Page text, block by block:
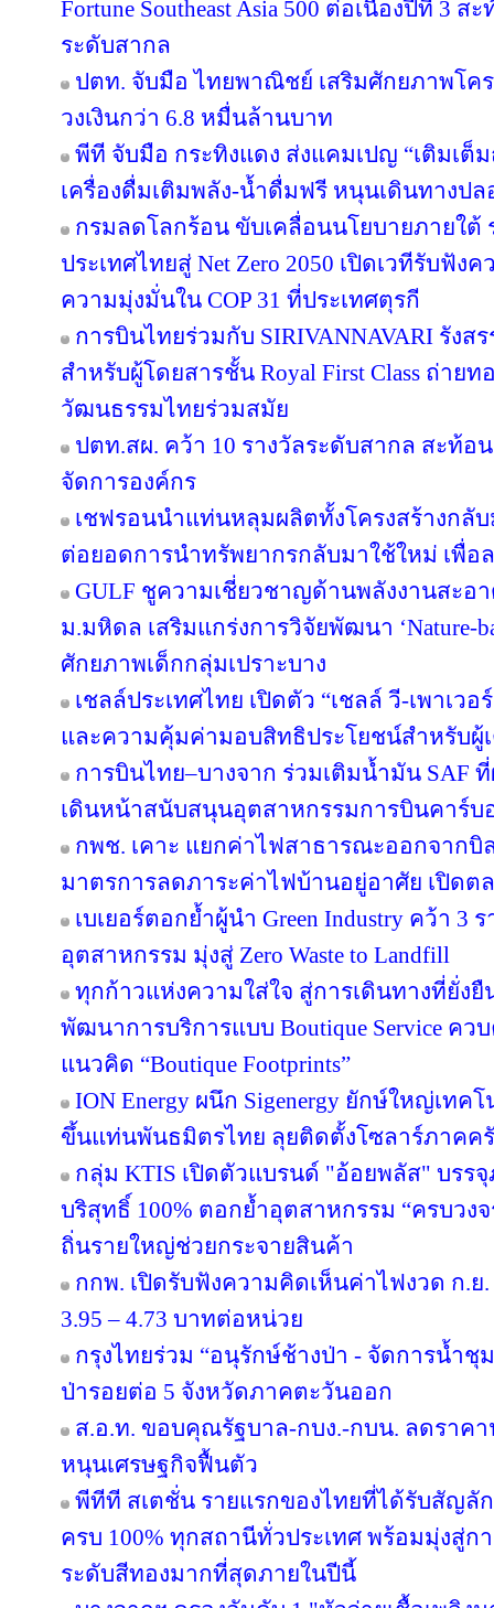
Fortune Southeast Asia 500 ต่อเนื่องปีที่ 3
ระดับสากล
ปตท. จับมือ ไทยพาณิชย์ เสริมศักยภาพโค
วงเงินกว่า 6.8 หมื่นล้านบาท
พีที จับมือ กระทิงแดง ส่งแคมเปญ “เติมเต็
เครื่องดื่มเติมพลัง-น้ำดื่มฟรี หนุนเดินทางป
กรมลดโลกร้อน ขับเคลื่อนนโยบายภายใต้
ประเทศไทยสู่ Net Zero 2050 เปิดเวทีรับฟั
ความมุ่งมั่นใน COP 31 ที่ประเทศตุรกี
การบินไทยร่วมกับ SIRIVANNAVARI รังส
สำหรับผู้โดยสารชั้น Royal First Class ถ่าย
วัฒนธรรมไทยร่วมสมัย
ปตท.สผ. คว้า 10 รางวัลระดับสากล สะท้อ
จัดการองค์กร
เชฟรอนนำแท่นหลุมผลิตทั้งโครงสร้างกลั
ต่อยอดการนำทรัพยากรกลับมาใช้ใหม่ เพื่อ
GULF ชูความเชี่ยวชาญด้านพลังงานสะอ
ม.มหิดล เสริมแกร่งการวิจัยพัฒนา ‘Nature-
ศักยภาพเด็กกลุ่มเปราะบาง
เชลล์ประเทศไทย เปิดตัว “เชลล์ วี-เพาเว
และความคุ้มค่ามอบสิทธิประโยชน์สำหรับผู้
การบินไทย–บางจาก ร่วมเติมน้ำมัน SAF
เดินหน้าสนับสนุนอุตสาหกรรมการบินคาร์บ
กพช. เคาะ แยกค่าไฟสาธารณะออกจาก
มาตรการลดภาระค่าไฟบ้านอยู่อาศัย เปิดต
เบเยอร์ตอกย้ำผู้นำ Green Industry คว้า 3
อุตสาหกรรม มุ่งสู่ Zero Waste to Landfill
ทุกก้าวแห่งความใส่ใจ สู่การเดินทางที่ยั่ง
พัฒนาการบริการแบบ Boutique Service ค
แนวคิด “Boutique Footprints”
ION Energy ผนึก Sigenergy ยักษ์ใหญ่เท
ขึ้นแท่นพันธมิตรไทย ลุยติดตั้งโซลาร์ภาคครั
กลุ่ม KTIS เปิดตัวแบรนด์ "อ้อยพลัส" บร
บริสุทธิ์ 100% ตอกย้ำอุตสาหกรรม “ครบวง
ถิ่นรายใหญ่ช่วยกระจายสินค้า
กกพ. เปิดรับฟังความคิดเห็นค่าไฟงวด ก.ย.
3.95 – 4.73 บาทต่อหน่วย
กรุงไทยร่วม “อนุรักษ์ช้างป่า - จัดการน้ำ
ป่ารอยต่อ 5 จังหวัดภาคตะวันออก
ส.อ.ท. ขอบคุณรัฐบาล-กบง.-กบน. ลดราค
หนุนเศรษฐกิจฟื้นตัว
พีทีที สเตชั่น รายแรกของไทยที่ได้รับสัญลั
ครบ 100% ทุกสถานีทั่วประเทศ พร้อมมุ่งสู่ก
ระดับสีทองมากที่สุดภายในปีนี้